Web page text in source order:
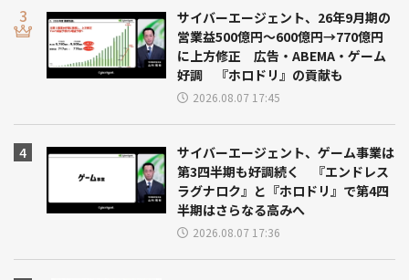
サイバーエージェント、26年9月期の
営業益500億円～600億円→770億円
に上方修正 広告・ABEMA・ゲーム
好調 『ホロドリ』の貢献も
2026.08.07 17:45
サイバーエージェント、ゲーム事業は
第3四半期も好調続く 『エンドレス
ラグナロク』と『ホロドリ』で第4四
半期はさらなる高みへ
2026.08.07 17:36